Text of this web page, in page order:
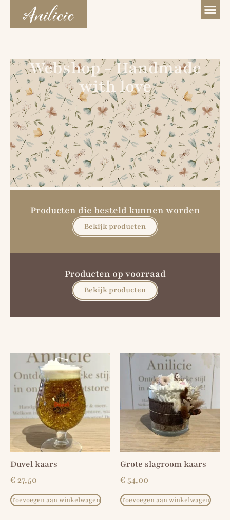
Webshop - Handmade
with love
Producten die besteld kunnen worden
Bekijk producten
Producten op voorraad
Bekijk producten
Duvel kaars
€27,50
Toevoegen aan winkelwagen
Grote slagroom kaars
€54,00
Toevoegen aan winkelwagen